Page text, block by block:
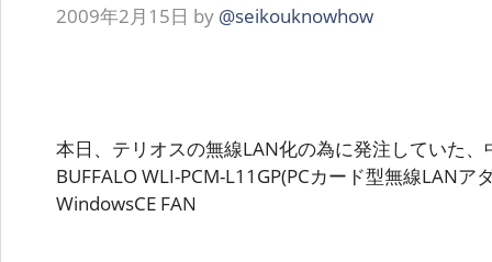
2009年2月15日 by @seikouknowhow
本日、テリオスの無線LAN化の為に発注していた
BUFFALO WLI-PCM-L11GP(PCカード型無線LANア
WindowsCE FAN